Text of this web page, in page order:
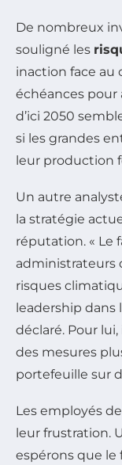
De nombreux
souligné les
inaction face au
échéances pour
d’ici 2050
si les grandes
leur production
Un autre
la stratégie
réputation. « Le
administrateurs
risques
leadership dans
déclaré. Pour
des mesures
portefeuille sur
Les employés
leur frustration.
espérons que le